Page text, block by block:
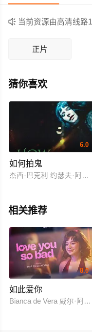
赏千惠子 饰）从东京柴
开东京之前，想先到几
心扉，堇女士也徐徐道
的旅程，不仅触动了他
定的看点，在演员表现
剧情紧凑，角色塑造鲜
 当前资源由高清线路
正片
猜你喜欢
6.0
如何拍鬼
杰西·巴克利 约瑟夫·阿
相关推荐
8.0
如此爱你
Bianca de Vera 威尔·阿